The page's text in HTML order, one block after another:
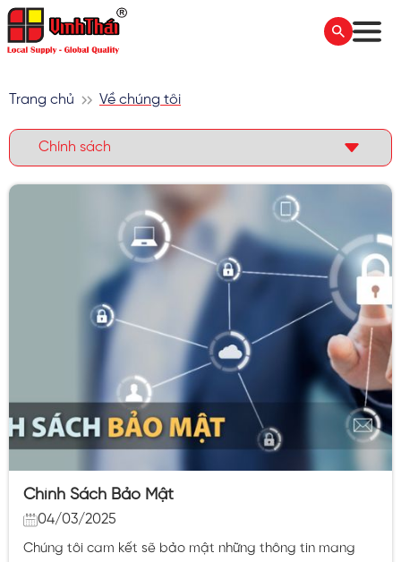
Trang chủ Về chúng tôi
Chính Sách Bảo Mật
04/03/2025
Chúng tôi cam kết sẽ bảo mật những thông tin mang